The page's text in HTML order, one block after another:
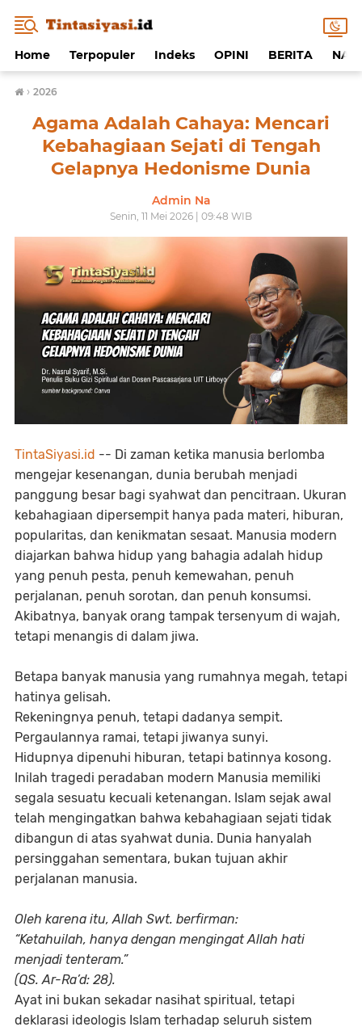
Home Terpopuler Indeks OPINI BERITA
› 2026
Agama Adalah Cahaya: Mencari
Kebahagiaan Sejati di Tengah
Gelapnya Hedonisme Dunia
Admin Na
Senin, 11 Mei 2026 | 09:48 WIB
TintaSiyasi.id -- Di zaman ketika manusia berlomba
mengejar kesenangan, dunia berubah menjadi
panggung besar bagi syahwat dan pencitraan. Ukuran
kebahagiaan dipersempit hanya pada materi, hiburan,
popularitas, dan kenikmatan sesaat. Manusia modern
diajarkan bahwa hidup yang bahagia adalah hidup
yang penuh pesta, penuh kemewahan, penuh
perjalanan, penuh sorotan, dan penuh konsumsi.
Akibatnya, banyak orang tampak tersenyum di wajah,
tetapi menangis di dalam jiwa.
Betapa banyak manusia yang rumahnya megah, tetapi
hatinya gelisah.
Rekeningnya penuh, tetapi dadanya sempit.
Pergaulannya ramai, tetapi jiwanya sunyi.
Hidupnya dipenuhi hiburan, tetapi batinnya kosong.
Inilah tragedi peradaban modern Manusia memiliki
segala sesuatu kecuali ketenangan. Islam sejak awal
telah mengingatkan bahwa kebahagiaan sejati tidak
dibangun di atas syahwat dunia. Dunia hanyalah
persinggahan sementara, bukan tujuan akhir
perjalanan manusia.
Oleh karena itu, Allah Swt. berfirman:
“Ketahuilah, hanya dengan mengingat Allah hati
menjadi tenteram.”
(QS. Ar-Ra’d: 28).
Ayat ini bukan sekadar nasihat spiritual, tetapi
deklarasi ideologis Islam terhadap seluruh sistem